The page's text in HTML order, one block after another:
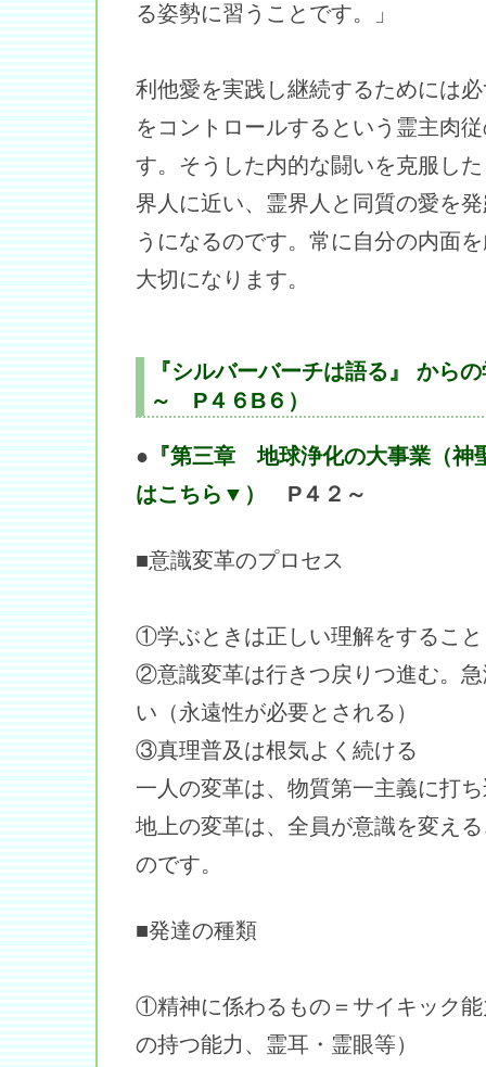
る姿勢に習うことです。」
利他愛を実践し継続するためには
をコントロールするという霊主肉
す。そうした内的な闘いを克服し
界人に近い、霊界人と同質の愛を
うになるのです。常に自分の内面
大切になります。
『シルバーバーチは語る』 か
～ P４６B６）
● 『第三章 地球浄化の大事業（
はこちら▼）
P４２～
■意識変革のプロセス
①学ぶときは正しい理解をすること
②意識変革は行きつ戻りつ進む。
い（永遠性が必要とされる）
③真理普及は根気よく続ける
一人の変革は、物質第一主義に打
地上の変革は、全員が意識を変え
のです。
■発達の種類
①精神に係わるもの＝サイキック
の持つ能力、霊耳・霊眼等）